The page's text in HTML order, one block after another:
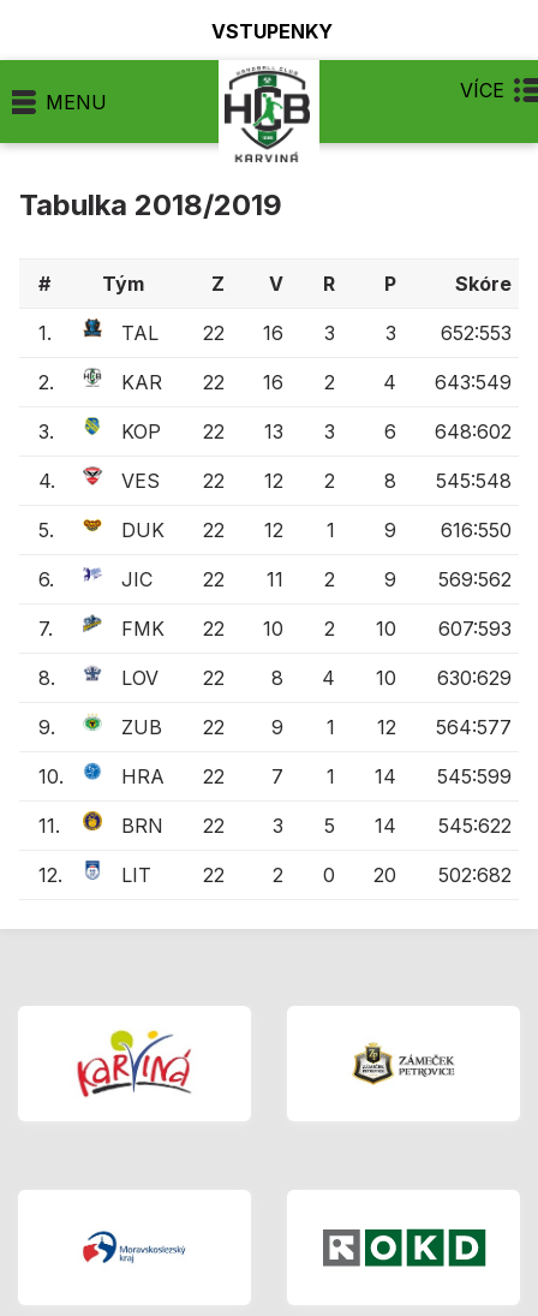
VSTUPENKY
MENU VÍCE
Tabulka 2018/2019
# Tým Z V R P Skóre
1. TAL 22 16 3 3 652:553
2. KAR 22 16 2 4 643:549
3. KOP 22 13 3 6 648:602
4. VES 22 12 2 8 545:548
5. DUK 22 12 1 9 616:550
6. JIC 22 11 2 9 569:562
7. FMK 22 10 2 10 607:593
8. LOV 22 8 4 10 630:629
9. ZUB 22 9 1 12 564:577
10. HRA 22 7 1 14 545:599
11. BRN 22 3 5 14 545:622
12. LIT 22 2 0 20 502:682